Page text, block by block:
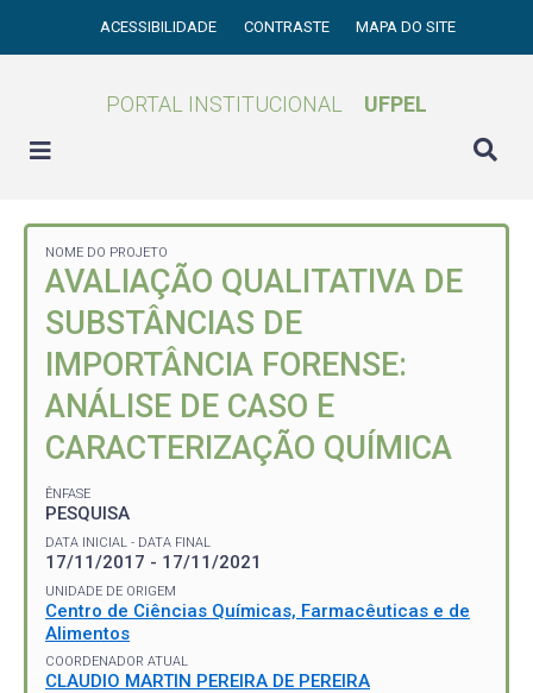
ACESSIBILIDADE CONTRASTE MAPA DO SITE
PORTAL INSTITUCIONAL UFPEL
NOME DO PROJETO
AVALIAÇÃO QUALITATIVA DE
SUBSTÂNCIAS DE
IMPORTÂNCIA FORENSE:
ANÁLISE DE CASO E
CARACTERIZAÇÃO QUÍMICA
ÊNFASE
PESQUISA
DATA INICIAL - DATA FINAL
17/11/2017 - 17/11/2021
UNIDADE DE ORIGEM
Centro de Ciências Químicas, Farmacêuticas e de
Alimentos
COORDENADOR ATUAL
CLAUDIO MARTIN PEREIRA DE PEREIRA